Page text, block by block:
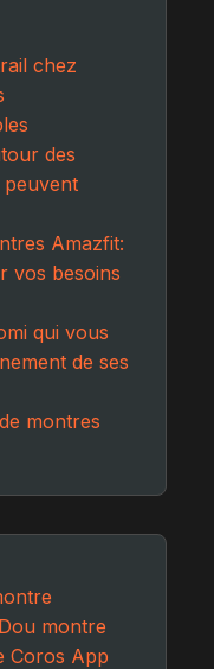
chez
des
peuvent
Amazfit:
vos besoins
qui vous
de ses
montres
montre
Coros App